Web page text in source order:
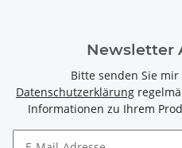
Newsletter
Bitte senden Sie
Datenschutzerklärung
Informationen zu Ihrem